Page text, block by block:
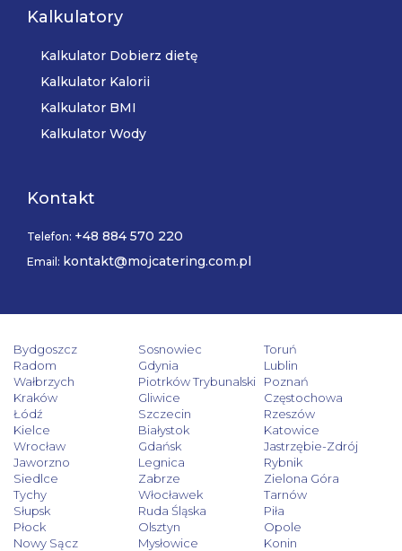
Kalkulatory
Kalkulator Dobierz dietę
Kalkulator Kalorii
Kalkulator BMI
Kalkulator Wody
Kontakt
Telefon: +48 884 570 220
Email: kontakt@mojcatering.com.pl
Bydgoszcz Sosnowiec
Toruń
Radom
Gdynia
Lublin
Wałbrzych
Piotrków Trybunalski
Poznań
Kraków
Gliwice
Częstochowa
Łódź
Szczecin
Rzeszów
Kielce
Białystok
Katowice
Wrocław
Gdańsk
Jastrzębie-Zdrój
Jaworzno
Legnica
Rybnik
Siedlce
Zabrze
Zielona Góra
Tychy
Włocławek
Tarnów
Słupsk
Ruda Śląska
Piła
Płock
Olsztyn
Opole
Nowy Sącz
Mysłowice Konin